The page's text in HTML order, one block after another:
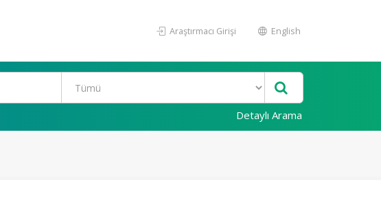
Araştırmacı Girişi English
Detaylı Arama